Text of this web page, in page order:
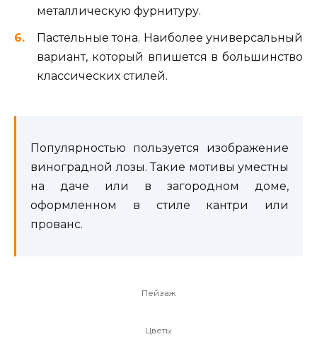
металлическую фурнитуру.
Пастельные тона. Наиболее универсальный
вариант, который впишется в большинство
классических стилей.
Популярностью пользуется изображение
виноградной лозы. Такие мотивы уместны
на даче или в загородном доме,
оформленном в стиле кантри или
прованс.
Пейзаж
Цветы